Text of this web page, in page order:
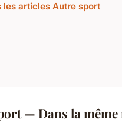
les articles Autre sport
— Dans la